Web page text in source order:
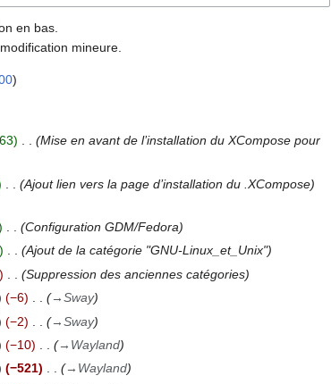
en bas.
mineure.
)
Mise en avant de l’installation du XCompose pour
Ajout lien vers la page d’installation du .XCompose
Configuration GDM/Fedora
Ajout de la catégorie "GNU-Linux_et_Unix"
Suppression des anciennes catégories
−6 →Sway
−2 →Sway
−10 → Wayland
−521 → Wayland